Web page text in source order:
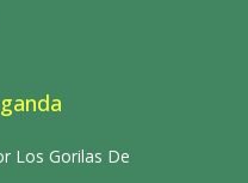
Los Gorilas De